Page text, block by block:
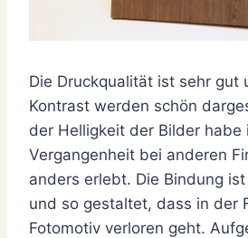
Die Druckqualität ist sehr gut
Kontrast werden schön
der Helligkeit der Bilder habe
Vergangenheit bei anderen
anders erlebt. Die Bindung
und so gestaltet, dass in der
Fotomotiv verloren geht.